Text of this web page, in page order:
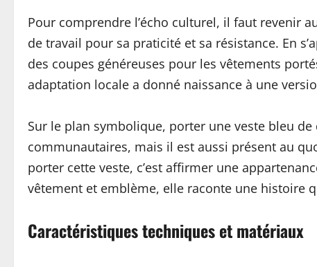
Pour comprendre l’écho culturel, il faut revenir
de travail pour sa praticité et sa résistance. En
des coupes généreuses pour les vêtements
adaptation locale a donné naissance à une
Sur le plan symbolique, porter une veste bleu
communautaires, mais il est aussi présent au
porter cette veste, c’est affirmer une
vêtement et emblème, elle raconte une histoire
Caractéristiques techniques et matériaux